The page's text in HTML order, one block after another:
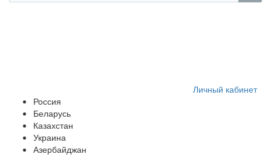
Личный кабинет
Россия
Беларусь
Казахстан
Украина
Азербайджан